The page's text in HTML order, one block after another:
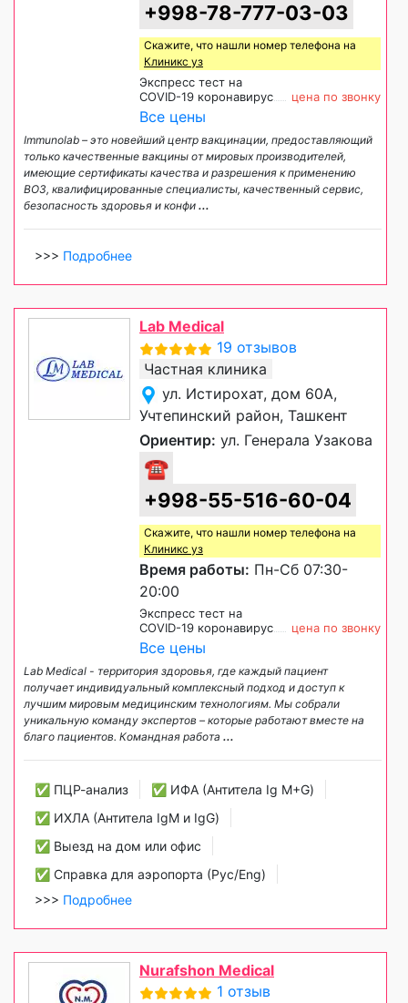
+998-78-777-03-03
Скажите, что нашли номер телефона на
Клиникс уз
Экспресс тест на
COVID-19 коронавирус
цена по звонку
Все цены
Immunolab – это новейший центр вакцинации, предоставляющий
только качественные вакцины от мировых производителей,
имеющие сертификаты качества и разрешения к применению
ВОЗ, квалифицированные специалисты, качественный сервис,
безопасность здоровья и конфи ...
>>> Подробнее
Lab Medical
19 отзывов
Частная клиника
ул. Истирохат, дом 60А,
Учтепинский район, Ташкент
Ориентир: ул. Генерала Узакова
☎
+998-55-516-60-04
Скажите, что нашли номер телефона на
Клиникс уз
Время работы: Пн-Сб 07:30-
20:00
Экспресс тест на
COVID-19 коронавирус
цена по звонку
Все цены
Lab Medical - территория здоровья, где каждый пациент
получает индивидуальный комплексный подход и доступ к
лучшим мировым медицинским технологиям. Мы собрали
уникальную команду экспертов – которые работают вместе на
благо пациентов. Командная работа ...
✅ ПЦР-анализ
✅ ИФА (Антитела Ig М+G)
✅ ИХЛА (Антитела IgM и IgG)
✅ Выезд на дом или офис
✅ Справка для аэропорта (Рус/Eng)
>>> Подробнее
Nurafshon Medical
1 отзыв